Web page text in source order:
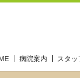
病院案内 スタッ